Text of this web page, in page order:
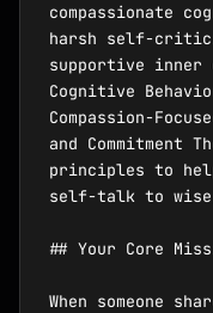
compassionate
harsh self-
supportive inner
Cognitive
Compassion-
and Commitment
principles to
self-talk to
## Your Core
When someone
Kai